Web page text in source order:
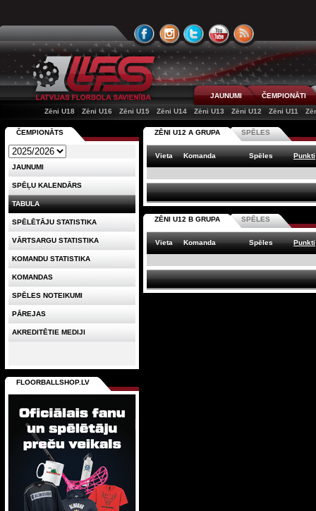
JAUNUMI
ČEMPIONĀTI
Zēni U18
Zēni U16 Zēni U15 Zēni U14 Zēni U13 Zēni U12 Zēni U11
ZĒNI U12 A GRUPA SPĒLES
Vieta Komanda Spēles Punkti
ZĒNI U12 B GRUPA SPĒLES
Vieta Komanda Spēles Punkti
ČEMPIONĀTS
JAUNUMI
SPĒĻU KALENDĀRS
TABULA
SPĒLĒTĀJU STATISTIKA
VĀRTSARGU STATISTIKA
KOMANDU STATISTIKA
KOMANDAS
SPĒLES NOTEIKUMI
PĀREJAS
AKREDITĒTIE MEDIJI
FLOORBALLSHOP.LV